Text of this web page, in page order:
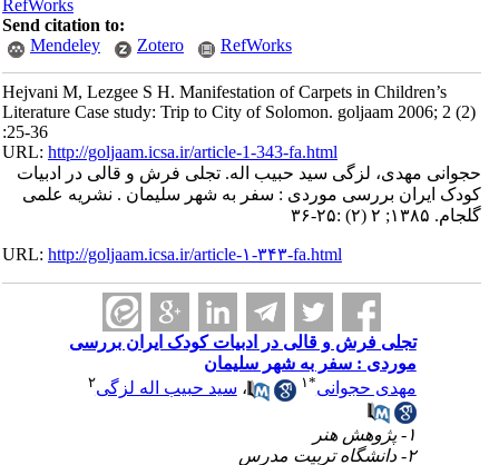
RefWorks
Send citation to:
Mendeley
Zotero RefWorks
Hejvani M, Lezgee S H. Manifestation of Carpets in Children’s
Literature Case study: Trip to City of Solomon. goljaam 2006; 2 (2)
:25-36
URL:http://goljaam.icsa.ir/article-1-343-fa.html
حجوانی مهدی، لزگی سید حبیب اله. تجلی فرش و قالی در ادبیات
کودک ایران بررسی موردی : سفر به شهر سلیمان . نشریه علمی
گلجام. ۱۳۸۵; ۲ (۲) :۲۵-۳۶
URL:http://goljaam.icsa.ir/article-۱-۳۴۳-fa.html
تجلی فرش و قالی در ادبیات کودک ایران بررسی
موردی : سفر به شهر سلیمان
مهدی حجوانی
۱ ،سید حبیب اله لزگی